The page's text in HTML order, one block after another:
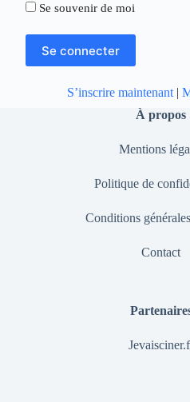
Se souvenir de moi
S’inscrire maintenant|
À propos
Mentions
Politique de
Conditions
Contact